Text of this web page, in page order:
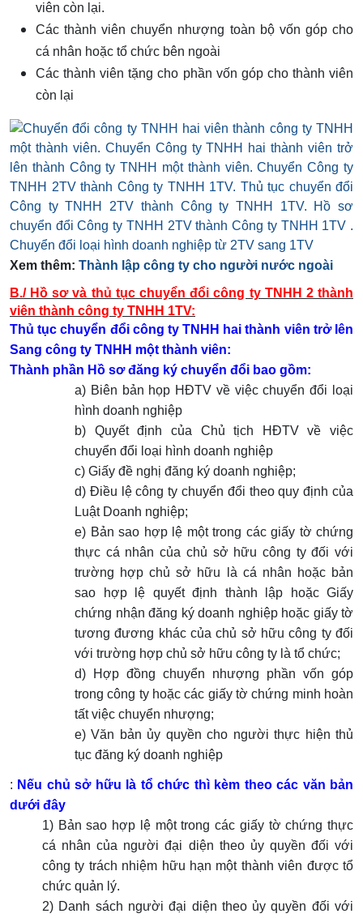
viên còn lại.
Các thành viên chuyển nhượng toàn bộ vốn góp cho
cá nhân hoặc tổ chức bên ngoài
Các thành viên tặng cho phần vốn góp cho thành viên
còn lại
Xem thêm: Thành lập công ty cho người nước ngoài
B./ Hồ sơ và thủ tục chuyển đổi công ty TNHH 2 thành
viên thành công ty TNHH 1TV:
Thủ tục chuyển đổi công ty TNHH hai thành viên trở lên
Sang công ty TNHH một thành viên:
Thành phần Hồ sơ đăng ký chuyển đổi bao gồm:
a) Biên bản họp HĐTV về việc chuyển đổi loại
hình doanh nghiệp
b) Quyết định của Chủ tịch HĐTV về việc
chuyển đổi loại hình doanh nghiệp
c) Giấy đề nghị đăng ký doanh nghiệp;
d) Điều lệ công ty chuyển đổi theo quy định của
Luật Doanh nghiệp;
e) Bản sao hợp lệ một trong các giấy tờ chứng
thực cá nhân của chủ sở hữu công ty đối với
trường hợp chủ sở hữu là cá nhân hoặc bản
sao hợp lệ quyết định thành lập hoặc Giấy
chứng nhận đăng ký doanh nghiệp hoặc giấy tờ
tương đương khác của chủ sở hữu công ty đối
với trường hợp chủ sở hữu công ty là tổ chức;
d) Hợp đồng chuyển nhượng phần vốn góp
trong công ty hoặc các giấy tờ chứng minh hoàn
tất việc chuyển nhượng;
e) Văn bản ủy quyền cho người thực hiện thủ
tục đăng ký doanh nghiệp
: Nếu chủ sở hữu là tổ chức thì kèm theo các văn bản
dưới đây
1) Bản sao hợp lệ một trong các giấy tờ chứng thực
cá nhân của người đại diện theo ủy quyền đối với
công ty trách nhiệm hữu hạn một thành viên được tổ
chức quản lý.
2) Danh sách người đại diện theo ủy quyền đối với